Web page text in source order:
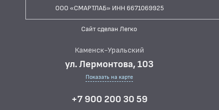
ООО «СМАРТЛАБ» ИНН 6671069925
Сайт сделан Легко
Каменск-Уральский
ул. Лермонтова, 103
Показать на карте
+7 900 200 30 59